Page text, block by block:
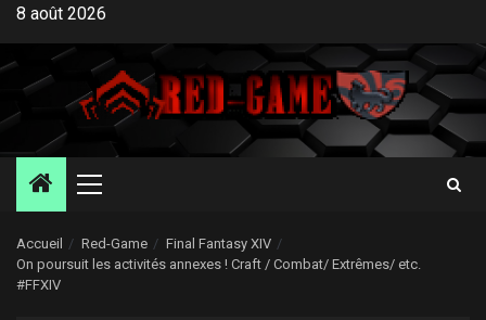
Aller
contenu
8 août 2026
Menu
Accueil Red-Game
Final Fantasy XIV
On poursuit les activités annexes ! Craft / Combat/ Extrêmes/ etc.
#FFXIV